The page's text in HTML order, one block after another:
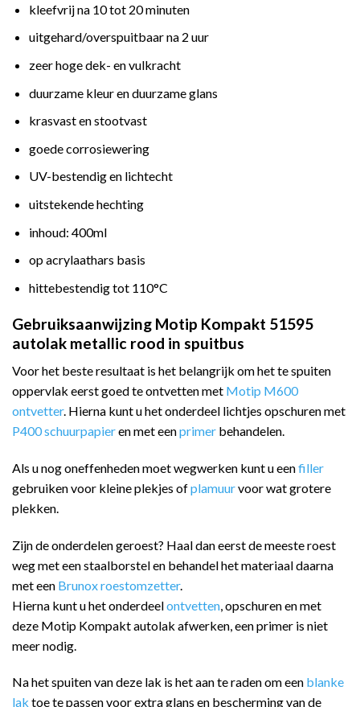
kleefvrij na 10 tot 20 minuten
uitgehard/overspuitbaar na 2 uur
zeer hoge dek- en vulkracht
duurzame kleur en duurzame glans
krasvast en stootvast
goede corrosiewering
UV-bestendig en lichtecht
uitstekende hechting
inhoud: 400ml
op acrylaathars basis
hittebestendig tot 110°C
Gebruiksaanwijzing Motip Kompakt 51595
autolak metallic rood in spuitbus
Voor het beste resultaat is het belangrijk om het te spuiten
oppervlak eerst goed te ontvetten met Motip M600
ontvetter. Hierna kunt u het onderdeel lichtjes opschuren met
P400 schuurpapieren met eenprimer behandelen.
Als u nog oneffenheden moet wegwerken kunt u eenfiller
gebruiken voor kleine plekjes ofplamuurvoor wat grotere
plekken.
Zijn de onderdelen geroest? Haal dan eerst de meeste roest
weg met een staalborstel en behandel het materiaal daarna
met een Brunox roestomzetter.
Hierna kunt u het onderdeelontvetten , opschuren en met
deze Motip Kompakt autolak afwerken, een primer is niet
meer nodig.
Na het spuiten van deze lak is het aan te raden om een blanke
lak toe te passen voor extra glans en bescherming van de